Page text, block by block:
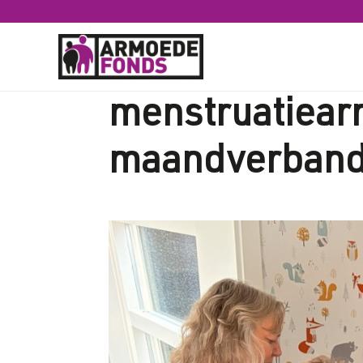
Handen uit de